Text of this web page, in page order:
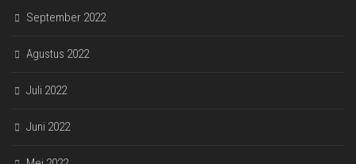
September 2022
Agustus 2022
Juli 2022
Juni 2022